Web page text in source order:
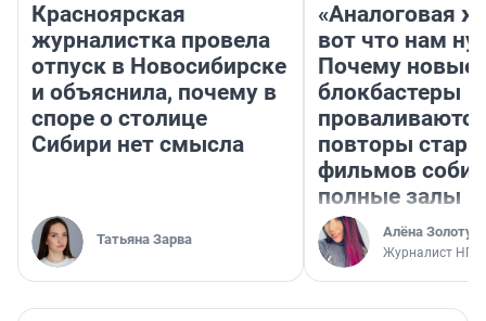
Красноярская
журналистка провела
отпуск в Новосибирске
и объяснила, почему в
споре о столице
Сибири нет смысла
Татьяна Зарва
«Аналоговая
вот что нам
Почему новые
блокбастеры
повторы
фильмов
полные залы
Алёна
Журналист НГС